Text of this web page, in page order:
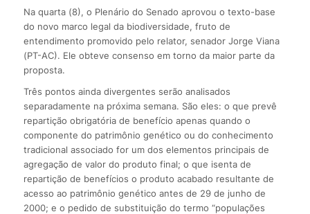
Na quarta (8), o Plenário do Senado aprovou o texto-base
do novo marco legal da biodiversidade, fruto de
entendimento promovido pelo relator, senador Jorge Viana
(PT-AC). Ele obteve consenso em torno da maior parte da
proposta.
Três pontos ainda divergentes serão analisados
separadamente na próxima semana. São eles: o que prevê
repartição obrigatória de benefício apenas quando o
componente do patrimônio genético ou do conhecimento
tradicional associado for um dos elementos principais de
agregação de valor do produto final; o que isenta de
repartição de benefícios o produto acabado resultante de
acesso ao patrimônio genético antes de 29 de junho de
2000; e o pedido de substituição do termo “populações